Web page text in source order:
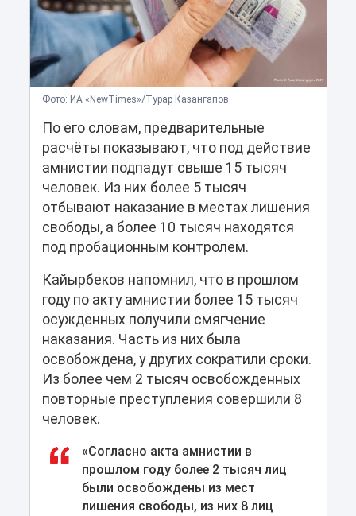
Фото: ИА «NewTimes»/Турар Казангапов
По его словам, предварительные
расчёты показывают, что под действие
амнистии подпадут свыше 15 тысяч
человек. Из них более 5 тысяч
отбывают наказание в местах лишения
свободы, а более 10 тысяч находятся
под пробационным контролем.
Кайырбеков напомнил, что в прошлом
году по акту амнистии более 15 тысяч
осужденных получили смягчение
наказания. Часть из них была
освобождена, у других сократили сроки.
Из более чем 2 тысяч освобожденных
повторные преступления совершили 8
человек.
«Согласно акта амнистии в
прошлом году более 2 тысяч лиц
были освобождены из мест
лишения свободы, из них 8 лиц